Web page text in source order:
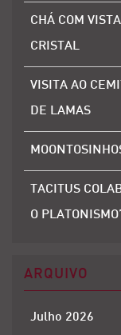
CHÁ COM
CRISTAL
VISITA AO
DE LAMAS
TACITUS
O
ARQUIVO
Julho 2026